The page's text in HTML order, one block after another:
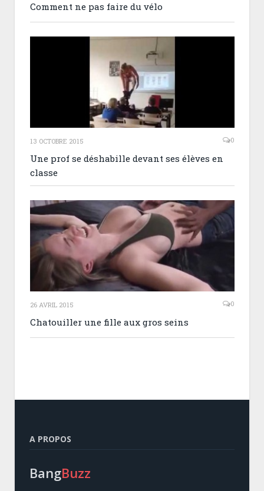
Comment ne pas faire du vélo
13 OCTOBRE 2015 0
Une prof se déshabille devant ses élèves en
classe
26 AVRIL 2015 0
Chatouiller une fille aux gros seins
A PROPOS
BangBuzz